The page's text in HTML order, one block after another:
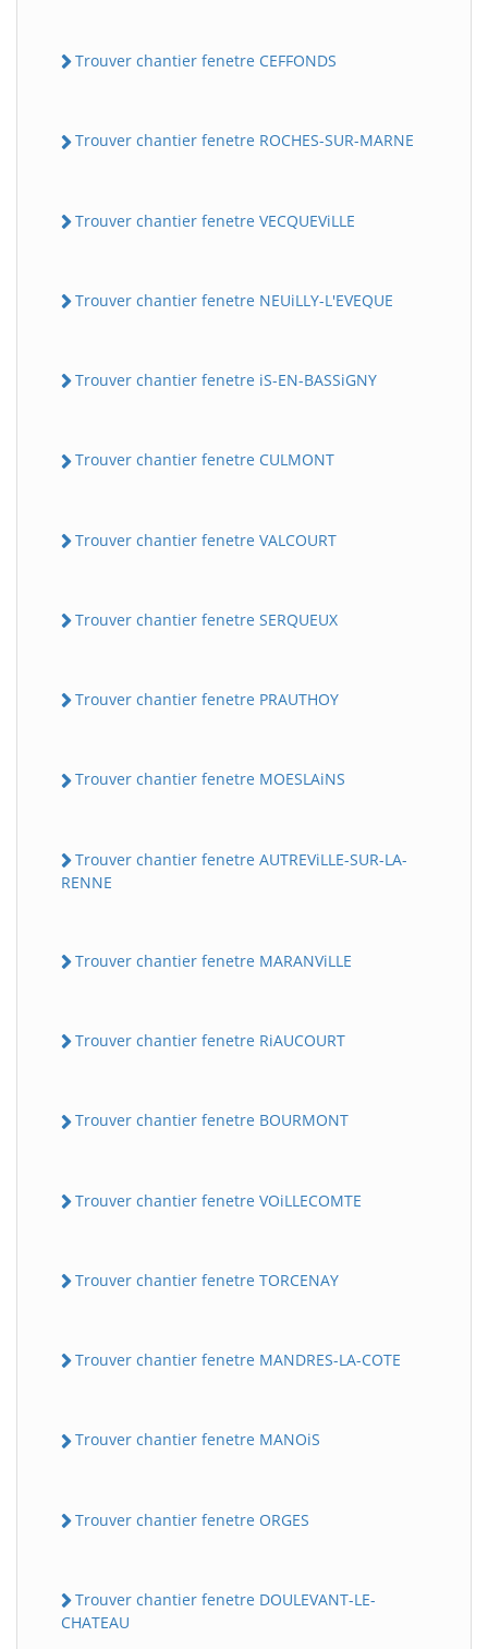
Trouver chantier fenetre CEFFONDS
Trouver chantier fenetre ROCHES-SUR-MARNE
Trouver chantier fenetre VECQUEViLLE
Trouver chantier fenetre NEUiLLY-L'EVEQUE
Trouver chantier fenetre iS-EN-BASSiGNY
Trouver chantier fenetre CULMONT
Trouver chantier fenetre VALCOURT
Trouver chantier fenetre SERQUEUX
Trouver chantier fenetre PRAUTHOY
Trouver chantier fenetre MOESLAiNS
Trouver chantier fenetre AUTREViLLE-SUR-LA-
RENNE
Trouver chantier fenetre MARANViLLE
Trouver chantier fenetre RiAUCOURT
Trouver chantier fenetre BOURMONT
Trouver chantier fenetre VOiLLECOMTE
Trouver chantier fenetre TORCENAY
Trouver chantier fenetre MANDRES-LA-COTE
Trouver chantier fenetre MANOiS
Trouver chantier fenetre ORGES
Trouver chantier fenetre DOULEVANT-LE-
CHATEAU